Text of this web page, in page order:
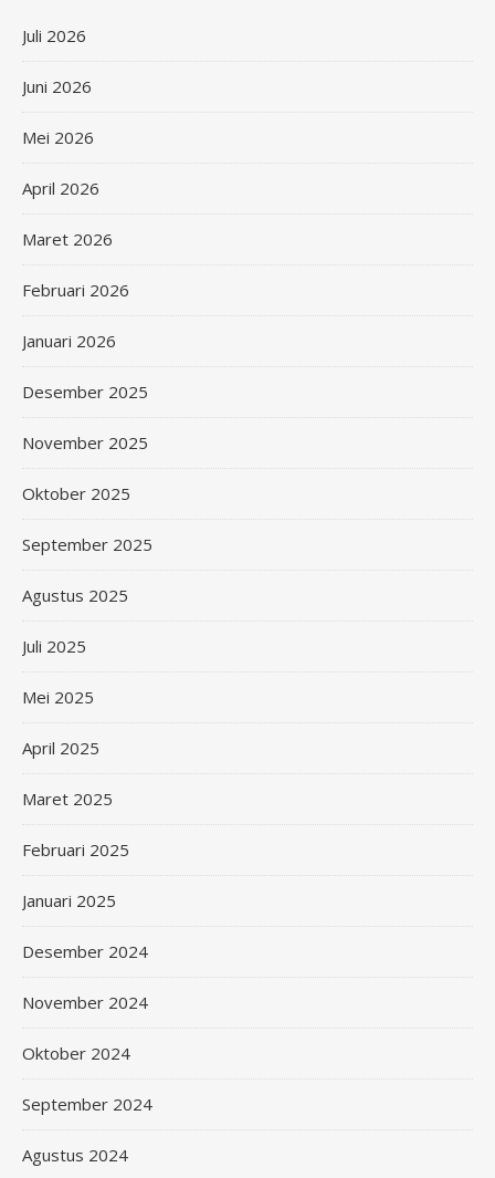
Juli 2026
Juni 2026
Mei 2026
April 2026
Maret 2026
Februari 2026
Januari 2026
Desember 2025
November 2025
Oktober 2025
September 2025
Agustus 2025
Juli 2025
Mei 2025
April 2025
Maret 2025
Februari 2025
Januari 2025
Desember 2024
November 2024
Oktober 2024
September 2024
Agustus 2024